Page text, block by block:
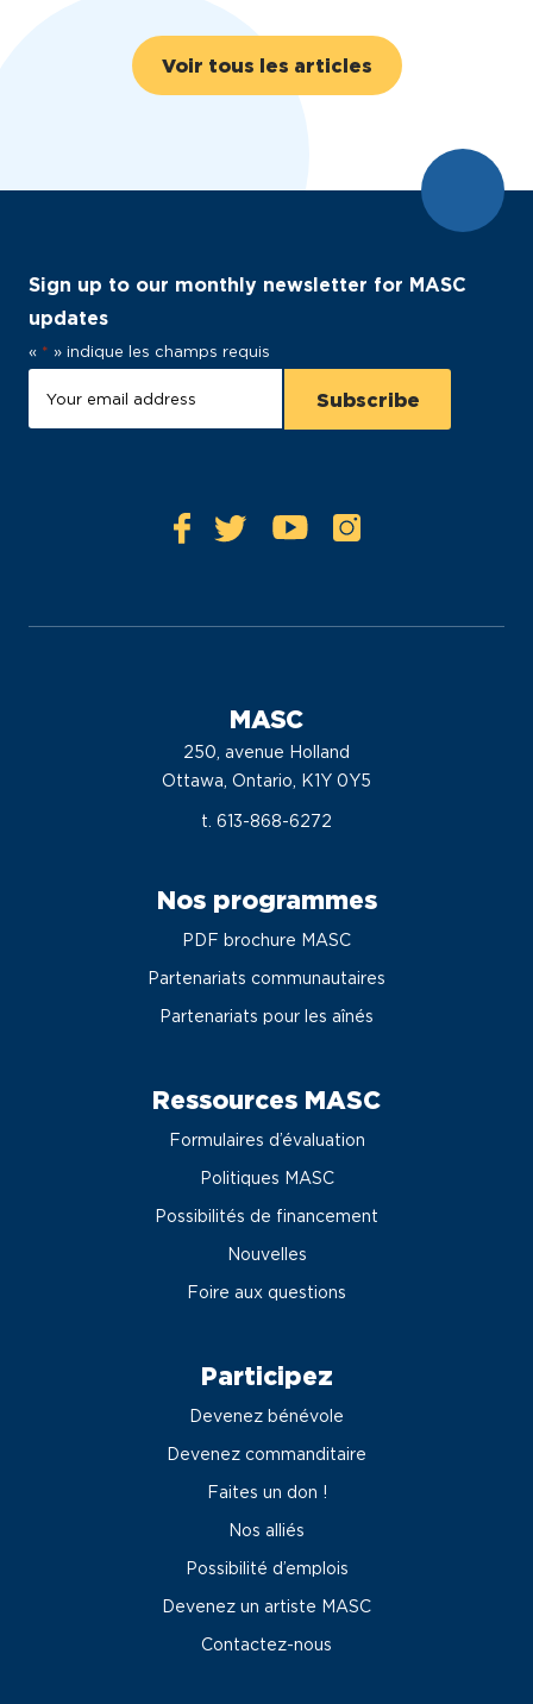
Voir tous les articles
Sign up to our monthly newsletter for MASC
updates
« * » indique les champs requis
MASC
250, avenue Holland
Ottawa, Ontario, K1Y 0Y5
t. 613-868-6272
Nos programmes
PDF brochure MASC
Partenariats communautaires
Partenariats pour les aînés
Ressources MASC
Formulaires d’évaluation
Politiques MASC
Possibilités de financement
Nouvelles
Foire aux questions
Participez
Devenez bénévole
Devenez commanditaire
Faites un don !
Nos alliés
Possibilité d’emplois
Devenez un artiste MASC
Contactez-nous